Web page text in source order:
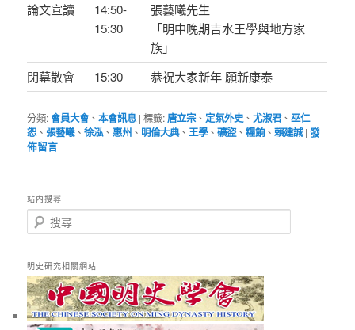
論文宣讀
14:50-
15:30
張藝曦先生
「明中晚期吉水王學與地方家
族」
閉幕散會
15:30 恭祝大家新年 願新康泰
分類:會員大會、本會訊息 |標籤:唐立宗、 定氛外史 、尤淑君、巫仁
恕 、張藝曦、徐泓、 惠州 、 明倫大典、王學、礦盜、糧餉、賴建誠 |發
佈留言
站內搜尋
搜
尋
明史研究相關網站